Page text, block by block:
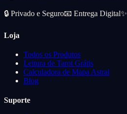
🔒 Privado e Seguro📧 Entrega Digital✨
Loja
Todos os Produtos
Leitura de Tarot Grátis
Calculadora de Mapa Astral
Blog
Suporte